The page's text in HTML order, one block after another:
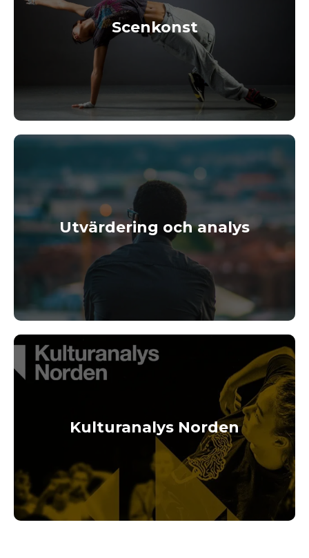
Scenkonst
Utvärdering och analys
Kulturanalys Norden